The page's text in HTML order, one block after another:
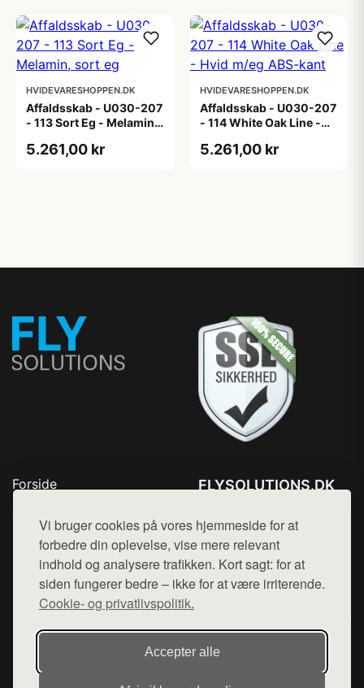
Vi bruger cookies på vores hjemmeside for at
forbedre din oplevelse, vise mere relevant
indhold og analysere trafikken. Kort sagt: for at
siden fungerer bedre – ikke for at være irriterende.
Cookie- og privatlivspolitik.
Accepter alle
HVIDEVARESHOPPEN.DK
Affaldsskab - U030-207
- 113 Sort Eg - Melamin,
5.261,00 kr
HVIDEVARESHOPPEN.DK
Affaldsskab - U030-207
- 114 White Oak Line -
5.261,00 kr
Forside
Top Rabatter
Blog
Kontakt
FLYSOLUTIONS.DK
Mail: hej@want.dk
Cookie- og privatlivspolitik
Denne side er en del af want.dk, der udgiver en række
hjemmesider med præsentation af forskellige produkter fra